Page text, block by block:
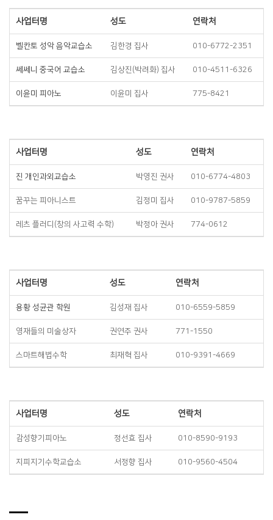
사업터명 성도 연락처
벨칸토 성악 음악교습소 김한경 집사 010-6772-2351
쎄쎄니 중국어 교습소 김상진(박려화) 집사 010-4511-6326
이윤미 피아노 이윤미 집사 775-8421
사업터명 성도 연락처
진 개인과외교습소 박영진 권사 010-6774-4803
꿈꾸는 피아니스트 김정미 집사 010-9787-5859
레츠 플러디(창의 사고력 수학) 박정아 권사 774-0612
사업터명 성도 연락처
용황 성균관 학원 김성재 집사 010-6559-5859
영재들의 미술상자 권연주 권사 771-1550
스마트해법수학 최재혁 집사 010-9391-4669
사업터명 성도 연락처
감성향기피아노 정선효 집사 010-8590-9193
지피지기수학교습소 서정향 집사 010-9560-4504